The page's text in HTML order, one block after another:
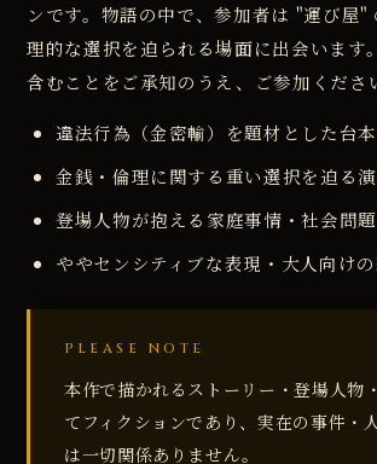
ンです。物語の中で、参加者は "運び屋"
理的な選択を迫られる場面に出会います
含むことをご承知のうえ、ご参加くださ
違法行為（金密輸）を題材とした台
金銭・倫理に関する重い選択を迫る
登場人物が抱える家庭事情・社会問
ややセンシティブな表現・大人向け
PLEASE NOTE
本作で描かれるストーリー・登場人物
てフィクションであり、実在の事件・
は一切関係ありません。